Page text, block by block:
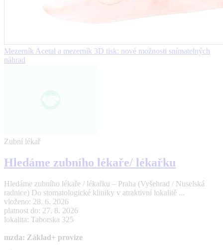
Mezerník Acetal a mezerník 3D tisk: nové možnosti snímatelných
náhrad
Zubní lékař
Hledáme zubního lékaře/ lékařku
Hledáme zubního lékaře / lékařku – Praha (Vyšehrad / Nuselská
radnice) Do stomatologické kliniky v atraktivní lokalitě ...
vloženo: 28. 6. 2026
platnost do: 27. 8. 2026
lokalita: Taborska 325
mzda: Základ+ provize